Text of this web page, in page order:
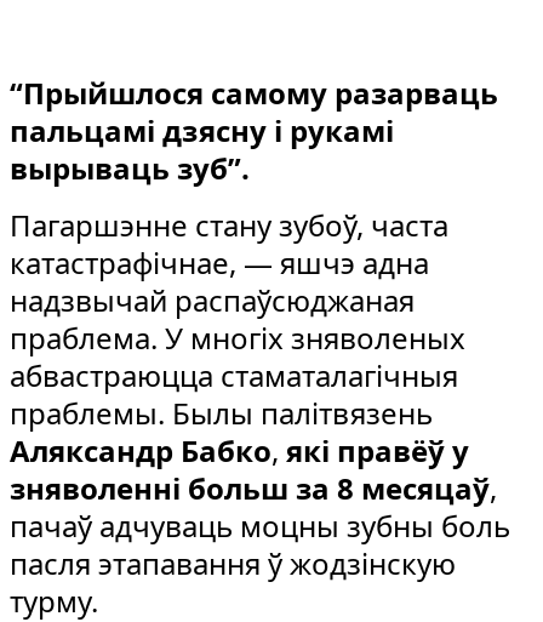
“Прыйшлося самому разарваць
пальцамі дзясну і рукамі
вырываць зуб”.
Пагаршэнне стану зубоў, часта
катастрафічнае, — яшчэ адна
надзвычай распаўсюджаная
праблема. У многіх зняволеных
абвастраюцца стаматалагічныя
праблемы. Былы палітвязень
Аляксандр Бабко, які правёў у
зняволенні больш за 8 месяцаў,
пачаў адчуваць моцны зубны боль
пасля этапавання ў жодзінскую
турму.